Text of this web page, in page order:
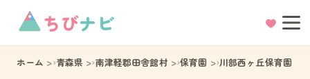
ちびナビ
ホーム 青森県 南津軽郡田舎館村 保育園 川部西ヶ丘保育園